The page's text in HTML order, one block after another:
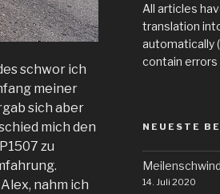
schwor ich
meiner
sich aber
mich den
zu
nahm ich
All articles
translation
automatically
contain
NEUESTE
14. Juli 2020